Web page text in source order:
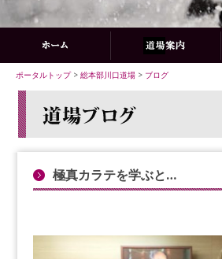
ポータルトップ> 総本部川口道場 > ブログ
極真カラテを学ぶと…